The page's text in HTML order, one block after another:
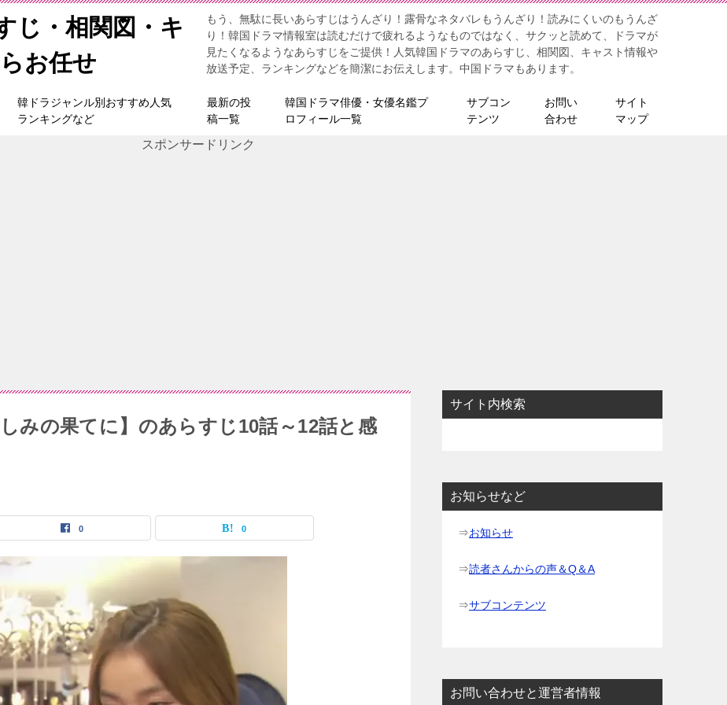
じ・相関図・キ
お任せ
もう、無駄に長いあらすじはうんざり！露骨なネタバレもうんざり！読みにくいのもうんざ
り！韓国ドラマ情報室は読むだけで疲れるようなものではなく、サクッと読めて、ドラマが
見たくなるようなあらすじをご提供！人気韓国ドラマのあらすじ、相関図、キャスト情報や
放送予定、ランキングなどを簡潔にお伝えします。中国ドラマもあります。
韓ドラジャンル別おすすめ人気
ランキングなど
最新の投
稿一覧
韓国ドラマ俳優・女優名鑑プ
ロフィール一覧
サブコン
テンツ
お問い
合わせ
サイト
マップ
スポンサードリンク
みの果てに】のあらすじ10話～12話と感
0 0
サイト内検索
お知らせなど
⇒お知らせ
⇒読者さんからの声＆Q＆A
⇒サブコンテンツ
お問い合わせと運営者情報